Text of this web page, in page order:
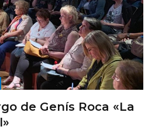
de Genís Roca «La